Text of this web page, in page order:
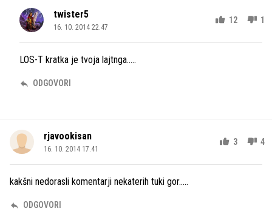
twister5
16. 10. 2014 22.47
12 1
LOS-T kratka je tvoja lajtnga.....
ODGOVORI
rjavookisan
16. 10. 2014 17.41
3 4
kakšni nedorasli komentarji nekaterih tuki gor.....
ODGOVORI